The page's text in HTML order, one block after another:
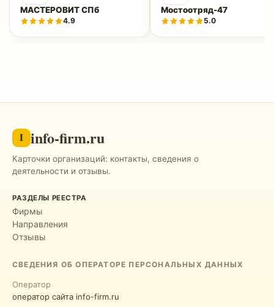
МАСТЕРОВИТ СПб
4.9
Мостоотряд-47
5.0
I info-firm.ru
Карточки организаций: контакты, сведения о
деятельности и отзывы.
РАЗДЕЛЫ РЕЕСТРА
Фирмы
Направления
Отзывы
СВЕДЕНИЯ ОБ ОПЕРАТОРЕ ПЕРСОНАЛЬНЫХ ДАННЫХ
Оператор
оператор сайта info-firm.ru